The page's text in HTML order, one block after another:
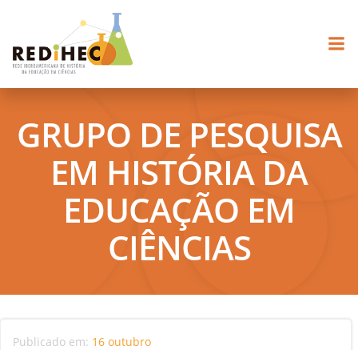
GRUPO DE PESQUISA
EM HISTÓRIA DA
EDUCAÇÃO EM
CIÊNCIAS
Publicado em: 16 outubro